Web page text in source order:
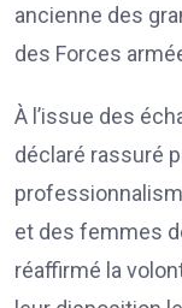
ancienne des
des Forces
À l’issue des
déclaré rassuré
et des femmes
réaffirmé la